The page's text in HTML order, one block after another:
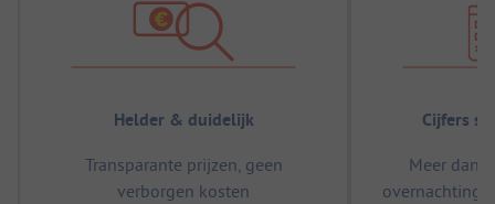
Helder & duidelijk
Transparante prijzen, geen
verborgen kosten
Cijfers
Meer dan